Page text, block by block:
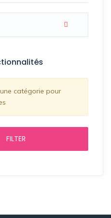
catégorie pour
FILTER